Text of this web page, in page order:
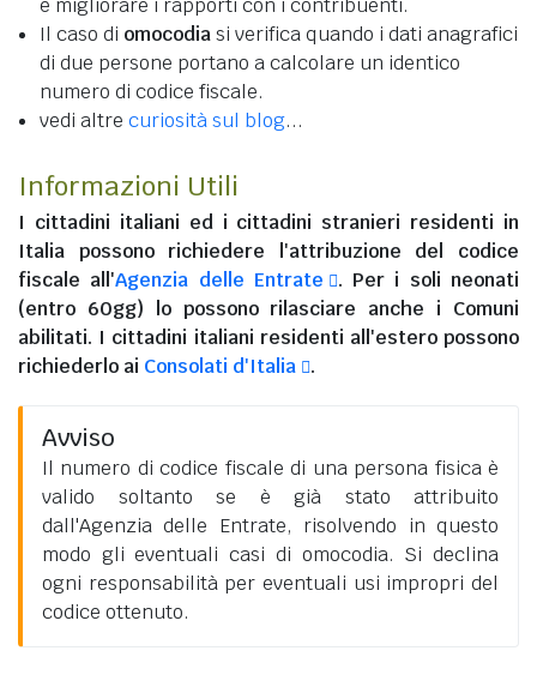
e migliorare i rapporti con i contribuenti.
Il caso di omocodiasi verifica quando i dati anagrafici
di due persone portano a calcolare un identico
numero di codice fiscale.
vedi altre curiosità sul blog...
Informazioni Utili
I cittadini italiani ed i cittadini stranieri residenti in
Italia possono richiedere l'attribuzione del codice
fiscale all'Agenzia delle Entrate
. Per i soli neonati
(entro 60gg) lo possono rilasciare anche i Comuni
abilitati. I cittadini italiani residenti all'esteropossono
richiederlo ai Consolati d'Italia .
Avviso
Il numero di codice fiscale di una persona fisica è
valido soltanto se è già stato attribuito
dall'Agenzia delle Entrate, risolvendo in questo
modo gli eventuali casi di omocodia. Si declina
ogni responsabilità per eventuali usi impropri del
codice ottenuto.